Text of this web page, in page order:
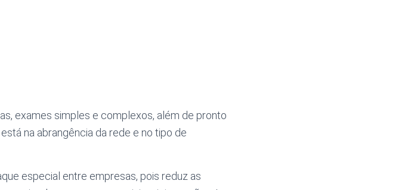
exames simples e complexos, além de pronto
na abrangência da rede e no tipo de
especial entre empresas, pois reduz as